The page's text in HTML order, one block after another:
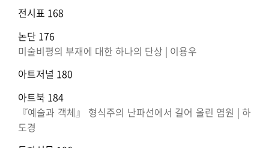
전시표 168
논단 176
미술비평의 부재에 대한 하나의 단상 | 이용우
아트저널 180
아트북 184
『예술과 객체』 형식주의 난파선에서 길어 올린 염원 | 하
도경